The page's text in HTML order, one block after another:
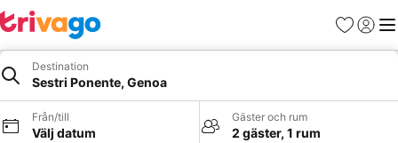
Favoriter
Logga
Destination
Sestri Ponente, Genoa
Från/till
Välj datum
Gäster och rum
2 gäster, 1 rum